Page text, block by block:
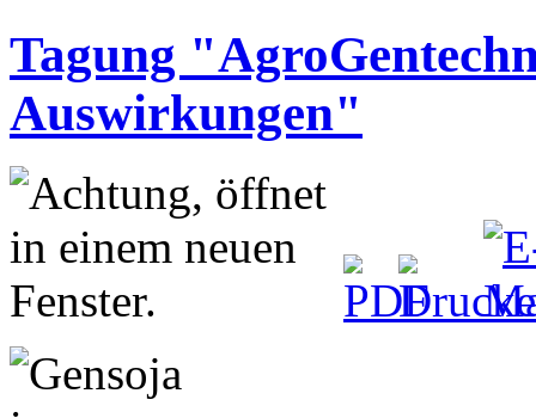
Tagung
Auswirkungen"